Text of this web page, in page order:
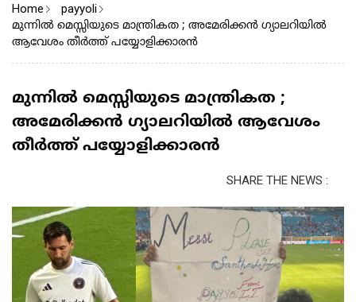
Home payyoli
മുന്നിൽ മെസ്സിയുടെ മാന്ത്രികത ; അമേരിക്കൻ ഗ്യാലറിയിൽ
ആവേശം തീർത്ത് പയ്യോളിക്കാരൻ
മുന്നിൽ മെസ്സിയുടെ മാന്ത്രികത ;
അമേരിക്കൻ ഗ്യാലറിയിൽ ആവേശം
തീർത്ത് പയ്യോളിക്കാരൻ
SHARE THE NEWS :